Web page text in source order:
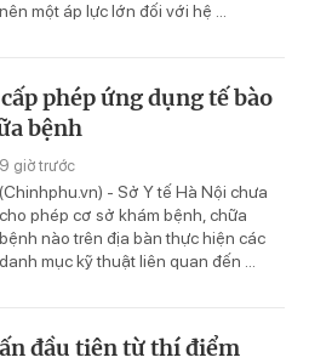
nên một áp lực lớn đối với hệ ...
phép ứng dụng tế bào
bệnh
9 giờ trước
(Chinhphu.vn) - Sở Y tế Hà Nội chưa
cho phép cơ sở khám bệnh, chữa
bệnh nào trên địa bàn thực hiện các
danh mục kỹ thuật liên quan đến ...
đầu tiên từ thí điểm